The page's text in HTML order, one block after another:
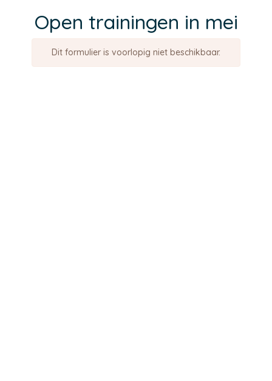
Open trainingen in mei
Dit formulier is voorlopig niet beschikbaar.